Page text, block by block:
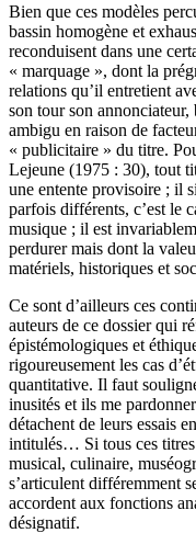
Bien que ces modèles
bassin homogène et
reconduisent dans une
« marquage », dont la
relations qu’il entretient
son tour son annonciateur,
ambigu en raison de
« publicitaire » du titre.
Lejeune (1975 : 30), tout
une entente provisoire ; il
parfois différents, c’est le
musique ; il est
perdurer mais dont la
matériels, historiques et
Ce sont d’ailleurs ces
auteurs de ce dossier qui
épistémologiques et
rigoureusement les cas
quantitative. Il faut
inusités et ils me
détachent de leurs essais
intitulés… Si tous ces titres
musical, culinaire,
s’articulent différemment
accordent aux fonctions
désignatif.